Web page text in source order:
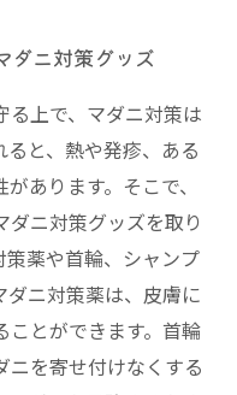
ダニ対策グッズ
る上で、マダニ対策は
と、熱や発疹、ある
あります。そこで、
ニ対策グッズを取り
薬や首輪、シャンプ
ニ対策薬は、皮膚に
ことができます。首輪
ニを寄せ付けなくする